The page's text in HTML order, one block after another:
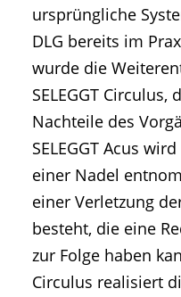
ursprüngliche
DLG bereits im
wurde die
SELEGGT
Nachteile des
SELEGGT Acus
einer Nadel
einer Verletzung
besteht, die eine
zur Folge haben
Circulus realisiert